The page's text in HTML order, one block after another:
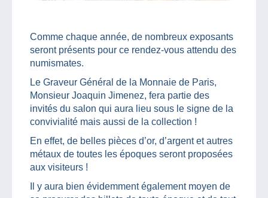
Comme chaque année, de nombreux exposants
seront présents pour ce rendez-vous attendu des
numismates.
Le Graveur Général de la Monnaie de Paris,
Monsieur Joaquin Jimenez, fera partie des
invités du salon qui aura lieu sous le signe de la
convivialité mais aussi de la collection !
En effet, de belles pièces d’or, d’argent et autres
métaux de toutes les époques seront proposées
aux visiteurs !
Il y aura bien évidemment également moyen de